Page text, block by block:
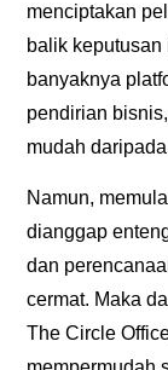
menciptakan
balik
banyaknya
pendirian
mudah
Namun,
dianggap
dan
cermat. Maka
The Circle